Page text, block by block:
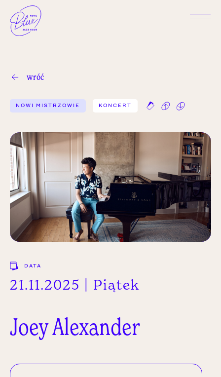
wróć
NOWI MISTRZOWIE KONCERT
DATA
21.11.2025 | Piątek
JoeyAlexander